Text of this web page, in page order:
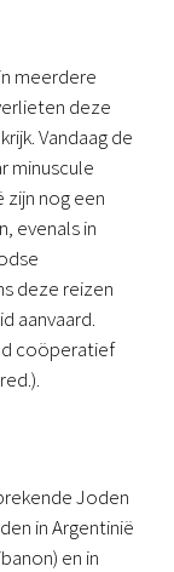
meerdere
deze
Vandaag de
minuscule
zijn nog een
evenals in
deze reizen
aanvaard.
coöperatief
Joden
in Argentinië
en in